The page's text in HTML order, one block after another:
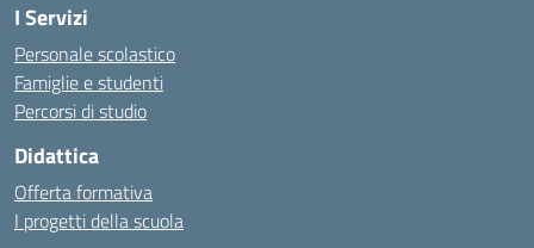
I Servizi
Personale scolastico
Famiglie e studenti
Percorsi di studio
Didattica
Offerta formativa
I progetti della scuola